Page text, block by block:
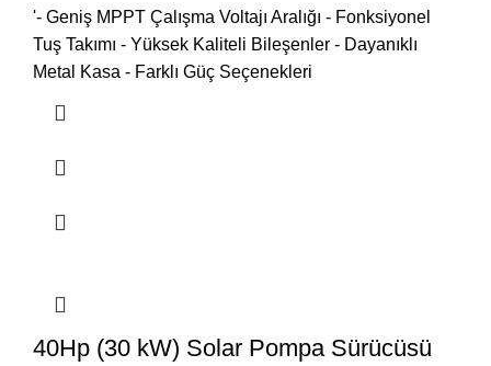
'- Geniş MPPT Çalışma Voltajı Aralığı - Fonksiyonel
Tuş Takımı - Yüksek Kaliteli Bileşenler - Dayanıklı
Metal Kasa - Farklı Güç Seçenekleri
40Hp (30 kW) Solar Pompa Sürücüsü